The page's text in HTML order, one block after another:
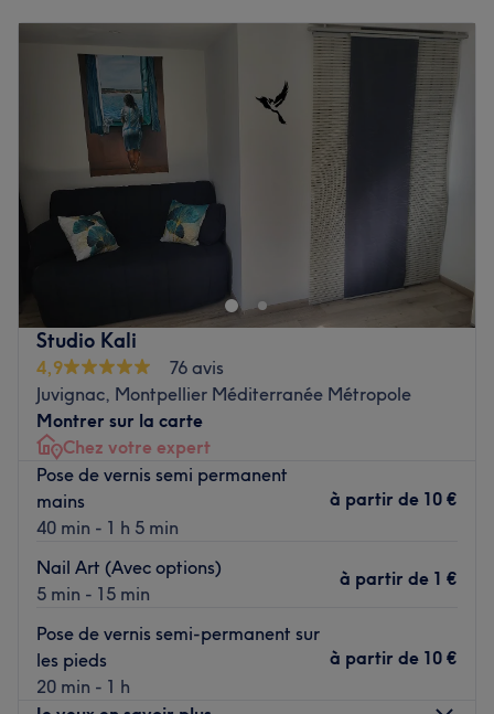
10:00–20:00
Mercredi
10:00
20:00
Jeudi
10:00
20:00
Vendredi
10:00
20:00
Samedi
10:00
20:00
Dimanche
Fermé
Bienvenue chez Royal Signature situé à Montpellier.
Oubliez vos soucis du quotidien et prenez le temps de
reposer votre corps et votre esprit grâce à des prestations
sur mesure adaptées à vos besoins.
Transport public le plus proche
Le salon est situé à deux minutes à pied de l'arrêt de bus
Comté de Nice.
L’équipe
Khadija est aux petits soins pour sa clientèle.
Nos coups de cœur :
L’atmosphère : Khadija vous accueille directement chez
elle, dans une pièce dédiée à son activité.
Les marques et produits utilisés : Aromazone et Gouiran.
Studio Kali
4,9
76 avis
Juvignac, Montpellier Méditerranée Métropole
Montrer sur la carte
Chez votre expert
Pose de vernis semi permanent
mains
40 min - 1 h 5 min
à partir de 10 €
Nail Art (Avec options)
5 min - 15 min
à partir de 1 €
Pose de vernis semi-permanent sur
les pieds
20 min - 1 h
à partir de 10 €